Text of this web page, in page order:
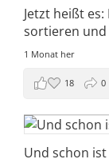
Jetzt heißt
sortieren und
1 Monat her
18 0
Und schon